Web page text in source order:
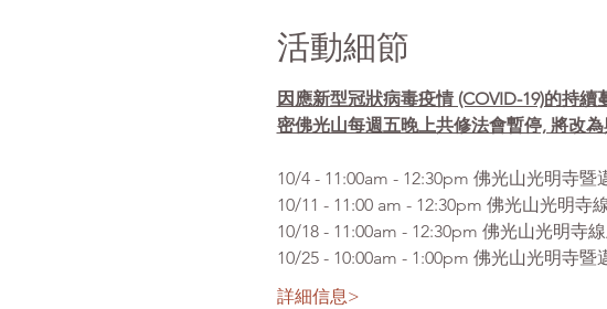
活動細節
因應新型冠狀病毒疫情 (COVID-19)的持
密佛光山每週五晚上共修法會暫停, 將改
10/4 - 11:00am - 12:30pm 佛光山光明寺
10/11 - 11:00 am - 12:30pm 佛光山光明寺
10/18 - 11:00am - 12:30pm 佛光山光明寺
10/25 - 10:00am - 1:00pm 佛光山光明寺
詳細信息>